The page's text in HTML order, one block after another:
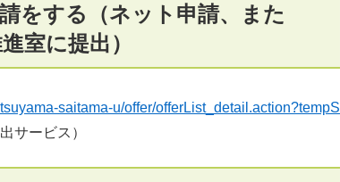
をする（ネット申請、また
室に提出）
saitama-u/offer/offerList_detail.action?tempS
サービス）